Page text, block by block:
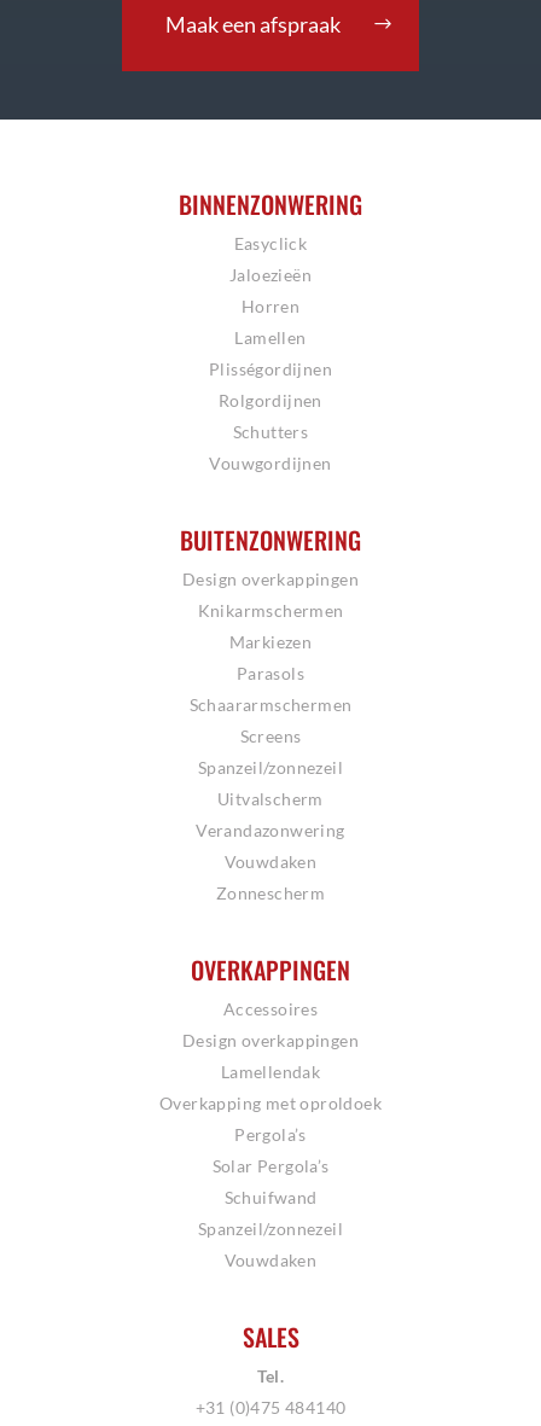
Maak een afspraak
BINNENZONWERING
Easyclick
Jaloezieën
Horren
Lamellen
Plisségordijnen
Rolgordijnen
Schutters
Vouwgordijnen
BUITENZONWERING
Design overkappingen
Knikarmschermen
Markiezen
Parasols
Schaararmschermen
Screens
Spanzeil/zonnezeil
Uitvalscherm
Verandazonwering
Vouwdaken
Zonnescherm
OVERKAPPINGEN
Accessoires
Design overkappingen
Lamellendak
Overkapping met oproldoek
Pergola’s
Solar Pergola’s
Schuifwand
Spanzeil/zonnezeil
Vouwdaken
SALES
Tel.
+31 (0)475 484140